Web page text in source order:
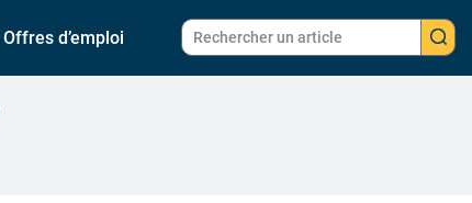
Offres d’emploi